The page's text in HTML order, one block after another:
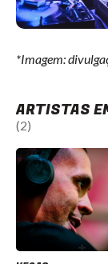
*Imagem:
ARTISTAS
(2)